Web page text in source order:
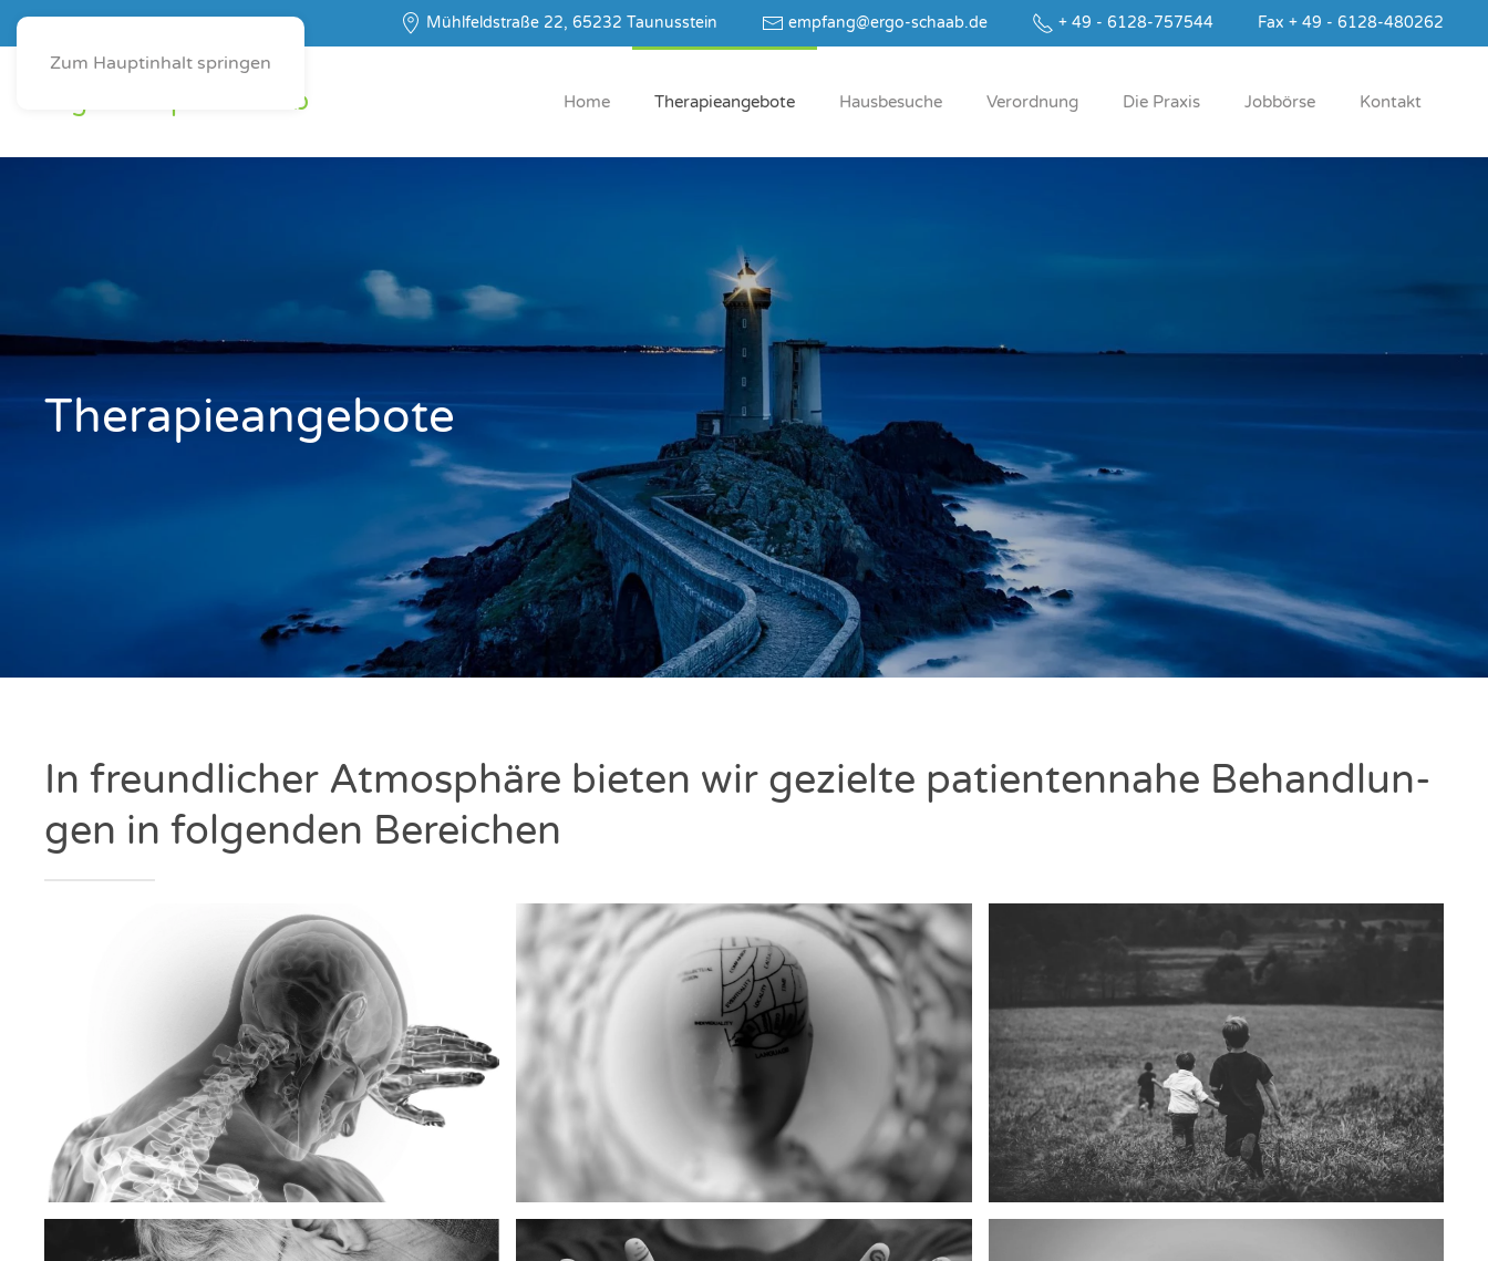
Zum Hauptinhalt springen
Mühlfeldstraße 22, 65232 Taunusstein empfang@ergo-schaab.de + 49 - 6128-757544 Fax + 49 - 6128-480262
Ergotherapie Schaab Home The­ra­pie­an­ge­bo­te Haus­be­su­che Ver­ord­nung Die Pra­xis Job­bör­se Kontakt
The­ra­pie­an­ge­bo­te
In freund­li­cher Atmo­sphä­re bie­ten wir geziel­te pati­en­ten­na­he Behand­lun­
gen in fol­gen­den Berei­chen
Das Hand­lungs­feld Psych­ia­trie befasst sich
mit sämt­li­chen Erkran­kun­gen aus dem medi­
zi­ni­schen Bereich der Psych­ia­trie und Psy­
cho­so­ma­tik.
Behan­delt wer­den ein­ge­schränk­te Beweg­lich­
keit, Ver­min­de­rung der Kraft und Aus­dau­er,
Wahr­neh­mungs­stö­rung, Schmerz und psy­
chi­sche Belas­tung.
Behan­delt wer­den Kin­der und Jugend­li­che
mit Ver­zö­ge­run­gen der kör­per­li­chen, geis­ti­
gen und see­li­schen Ent­wick­lung bis zum 18.
Lebens­jahr.